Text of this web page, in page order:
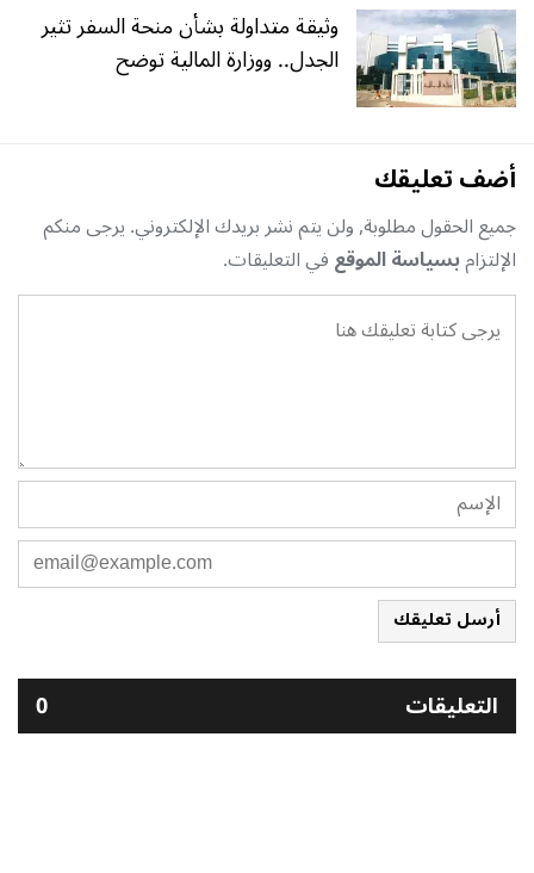
وثيقة متداولة بشأن منحة السفر تثير
الجدل.. ووزارة المالية توضح
أضف تعليقك
جميع الحقول مطلوبة, ولن يتم نشر بريدك الإلكتروني. يرجى منكم
الإلتزامبسياسة الموقعفي التعليقات.
أرسل تعليقك
التعليقات 0